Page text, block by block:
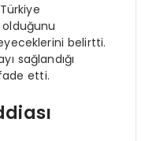
belirtti.
sağlandığı
etti.